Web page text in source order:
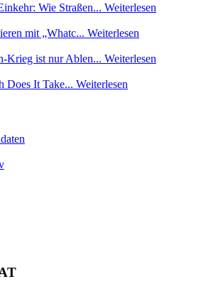
Wie Straßen... Weiterlesen
mit „Whatc... Weiterlesen
Krieg ist nur Ablen... Weiterlesen
Does It Take... Weiterlesen